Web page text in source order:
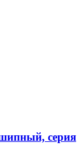
серия